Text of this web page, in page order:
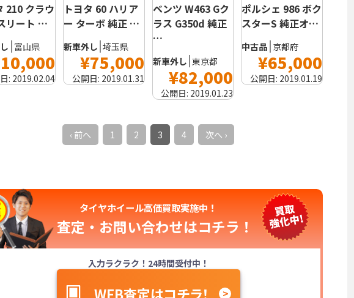
210 クラウ
リート …
富山県
: 2019.02.04
トヨタ 60 ハリア
ー ターボ 純正 …
新車外し 埼玉県
¥75,000
公開日: 2019.01.31
ベンツ W463 Gク
ラス G350d 純正
…
新車外し 東京都
¥82,000
公開日: 2019.01.23
ポルシェ 986 ボク
スターS 純正オ…
中古品 京都府
¥65,000
公開日: 2019.01.19
‹ 前へ 1 2 3 4 次へ ›
タイヤホイール高価買取実施中！
査定・お問い合わせはコチラ！
入力ラクラク！24時間受付中！
WEB査定はコチラ！